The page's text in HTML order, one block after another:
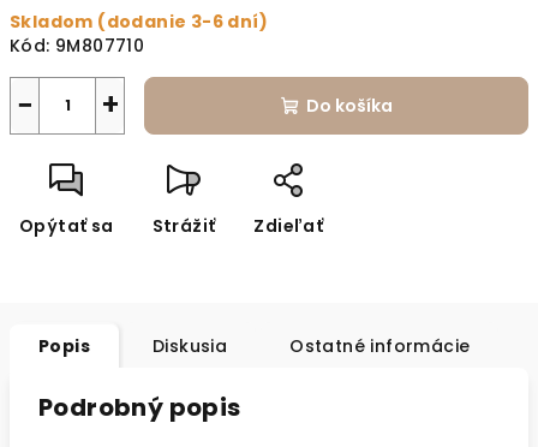
Skladom (dodanie 3-6 dní)
Kód: 9M807710
+
− Do košíka
Opýtať sa Strážiť Zdieľať
Popis Diskusia Ostatné informácie
Podrobný popis